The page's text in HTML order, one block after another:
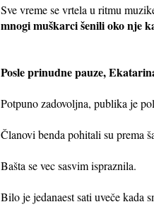
Sve vreme se vrtela u ritmu
mnogi muškarci šenili oko nje
Posle prinudne pauze,
Potpuno zadovoljna, publika je
Članovi benda pohitali su prema
Bašta se vec sasvim ispraznila.
Bilo je jedanaest sati uveče kada